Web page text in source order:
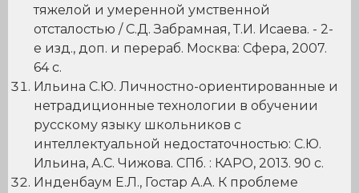
тяжелой и умеренной умственной
отсталостью / С.Д. Забрамная, Т.И. Исаева. - 2-
е изд., доп. и перераб. Москва: Сфера, 2007.
64 с.
Ильина С.Ю. Личностно-ориентированные и
нетрадиционные технологии в обучении
русскому языку школьников с
интеллектуальной недостаточностью: С.Ю.
Ильина, А.С. Чижова. СПб. : КАРО, 2013. 90 с.
Инденбаум Е.Л., Гостар А.А. К проблеме